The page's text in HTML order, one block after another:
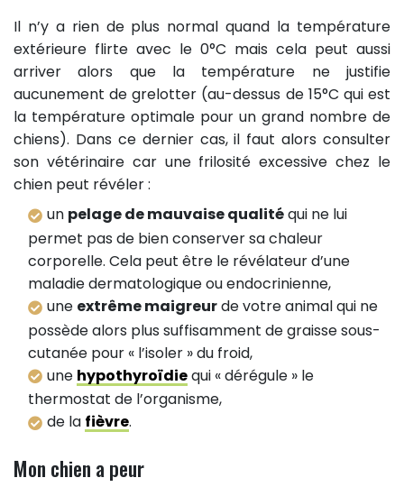
Il n’y a rien de plus normal quand la température
extérieure flirte avec le 0°C mais cela peut aussi
arriver alors que la température ne justifie
aucunement de grelotter (au-dessus de 15°C qui est
la température optimale pour un grand nombre de
chiens). Dans ce dernier cas, il faut alors consulter
son vétérinaire car une frilosité excessive chez le
chien peut révéler :
un pelage de mauvaise qualitéqui ne lui
permet pas de bien conserver sa chaleur
corporelle. Cela peut être le révélateur d’une
maladie dermatologique ou endocrinienne,
une extrême maigreurde votre animal qui ne
possède alors plus suffisamment de graisse sous-
cutanée pour « l’isoler » du froid,
une hypothyroïdiequi « dérégule » le
thermostat de l’organisme,
de la fièvre.
Mon chien a peur